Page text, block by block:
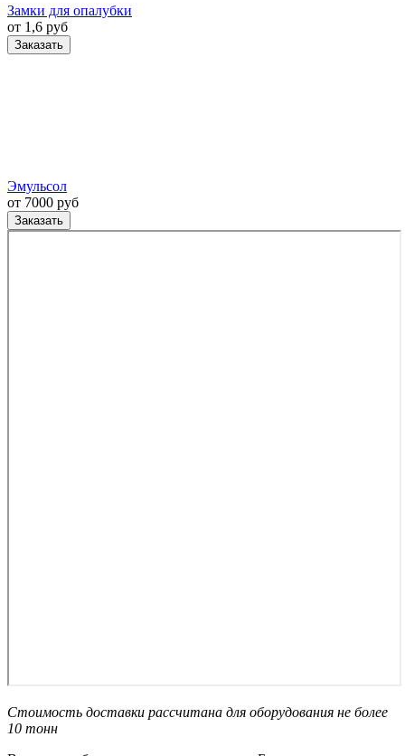
Замки для опалубки
от 1,6 руб
Заказать
Эмульсол
от 7000 руб
Заказать
Стоимость доставки рассчитана для оборудования не более
10 тонн